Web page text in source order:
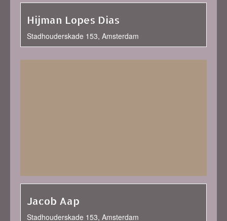
Hijman Lopes Dias
Stadhouderskade 153, Amsterdam
Jacob Aap
Stadhouderskade 153, Amsterdam